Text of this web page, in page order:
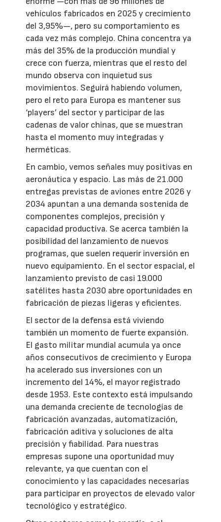
vehículos fabricados en 2025 y crecimiento
del 3,95%—, pero su comportamiento es
cada vez más complejo. China concentra ya
más del 35% de la producción mundial y
crece con fuerza, mientras que el resto del
mundo observa con inquietud sus
movimientos. Seguirá habiendo volumen,
pero el reto para Europa es mantener sus
‘players’ del sector y participar de las
cadenas de valor chinas, que se muestran
hasta el momento muy integradas y
herméticas.
En cambio, vemos señales muy positivas en
aeronáutica y espacio. Las más de 21.000
entregas previstas de aviones entre 2026 y
2034 apuntan a una demanda sostenida de
componentes complejos, precisión y
capacidad productiva. Se acerca también la
posibilidad del lanzamiento de nuevos
programas, que suelen requerir inversión en
nuevo equipamiento. En el sector espacial, el
lanzamiento previsto de casi 19.000
satélites hasta 2030 abre oportunidades en
fabricación de piezas ligeras y eficientes.
El sector de la defensa está viviendo
también un momento de fuerte expansión.
El gasto militar mundial acumula ya once
años consecutivos de crecimiento y Europa
ha acelerado sus inversiones con un
incremento del 14%, el mayor registrado
desde 1953. Este contexto está impulsando
una demanda creciente de tecnologías de
fabricación avanzadas, automatización,
fabricación aditiva y soluciones de alta
precisión y fiabilidad. Para nuestras
empresas supone una oportunidad muy
relevante, ya que cuentan con el
conocimiento y las capacidades necesarias
para participar en proyectos de elevado valor
tecnológico y estratégico.